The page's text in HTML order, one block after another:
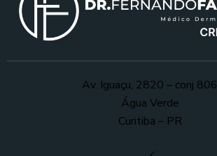
Av. Iguaçu, 2820 – conj 806
Água Verde
Curitiba – PR